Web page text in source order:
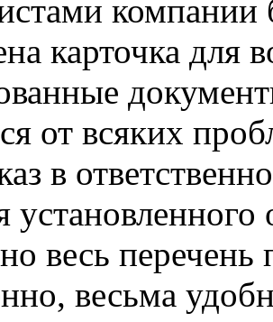
компании
карточка для
от всяких
в
весь
весьма